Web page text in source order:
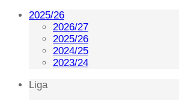
2025/26
2026/27
2025/26
2024/25
2023/24
Liga